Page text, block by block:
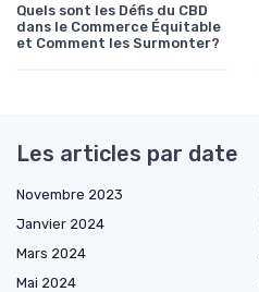
Quels sont les Défis du CBD
dans le Commerce Équitable
et Comment les Surmonter?
Les articles par date
Novembre 2023
Janvier 2024
Mars 2024
Mai 2024